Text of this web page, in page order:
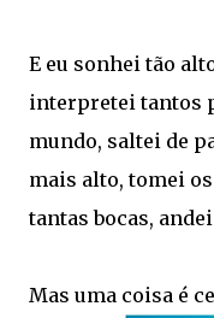
E eu sonhei tão
interpretei tantos
mundo, saltei de
mais alto, tomei
tantas bocas,
Mas uma coisa é